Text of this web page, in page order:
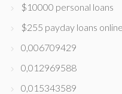
$10000 personal loans
$255 payday loans online
0,006709429
0,012969588
0,015343589